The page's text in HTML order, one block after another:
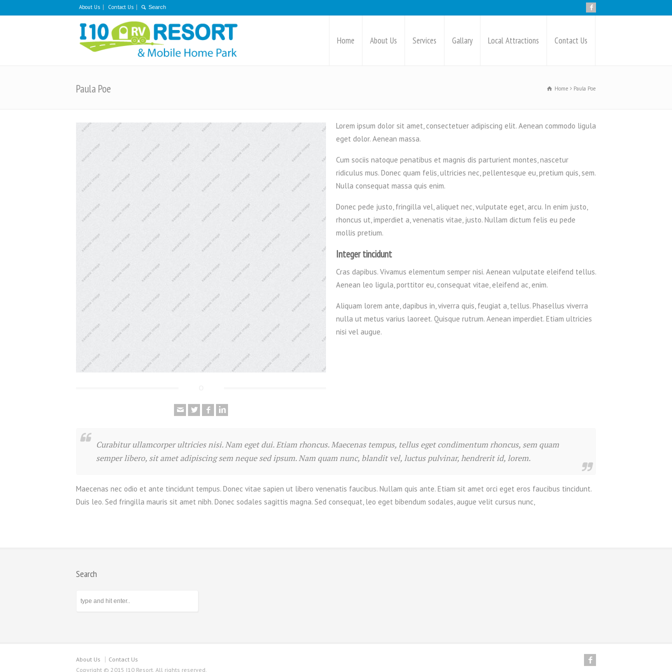
About Us Contact Us
Home About Us Services Gallary Local Attractions Contact Us
Paula Poe Home Paula Poe
Lorem ipsum dolor sit amet, consectetuer adipiscing elit. Aenean commodo ligula
eget dolor. Aenean massa.
Cum sociis natoque penatibus et magnis dis parturient montes, nascetur
ridiculus mus. Donec quam felis, ultricies nec, pellentesque eu, pretium quis, sem.
Nulla consequat massa quis enim.
Donec pede justo, fringilla vel, aliquet nec, vulputate eget, arcu. In enim justo,
rhoncus ut, imperdiet a, venenatis vitae, justo. Nullam dictum felis eu pede
mollis pretium.
Integer tincidunt
Cras dapibus. Vivamus elementum semper nisi. Aenean vulputate eleifend tellus.
Aenean leo ligula, porttitor eu, consequat vitae, eleifend ac, enim.
Aliquam lorem ante, dapibus in, viverra quis, feugiat a, tellus. Phasellus viverra
nulla ut metus varius laoreet. Quisque rutrum. Aenean imperdiet. Etiam ultricies
nisi vel augue.
Curabitur ullamcorper ultricies nisi. Nam eget dui. Etiam rhoncus. Maecenas tempus, tellus eget condimentum rhoncus, sem quam
semper libero, sit amet adipiscing sem neque sed ipsum. Nam quam nunc, blandit vel, luctus pulvinar, hendrerit id, lorem.
Maecenas nec odio et ante tincidunt tempus. Donec vitae sapien ut libero venenatis faucibus. Nullam quis ante. Etiam sit amet orci eget eros faucibus tincidunt.
Duis leo. Sed fringilla mauris sit amet nibh. Donec sodales sagittis magna. Sed consequat, leo eget bibendum sodales, augue velit cursus nunc,
Search
About Us
Contact Us
Copyright © 2015 I10 Resort. All rights reserved.